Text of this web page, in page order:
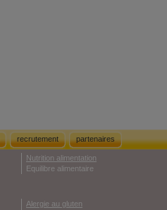
recrutement partenaires
Nutrition alimentation
Equilibre alimentaire
Alergie au gluten